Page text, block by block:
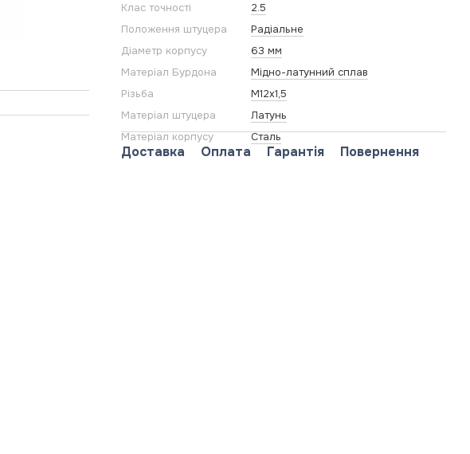
Клас точності
2.5
Положення штуцера
Радіальне
Діаметр корпусу
63 мм
Матеріал Бурдона
Мідно-латунний сплав
Різьба
M12x1,5
Матеріал штуцера
Латунь
Матеріал корпусу
Сталь
Доставка Оплата Гарантія Повернення